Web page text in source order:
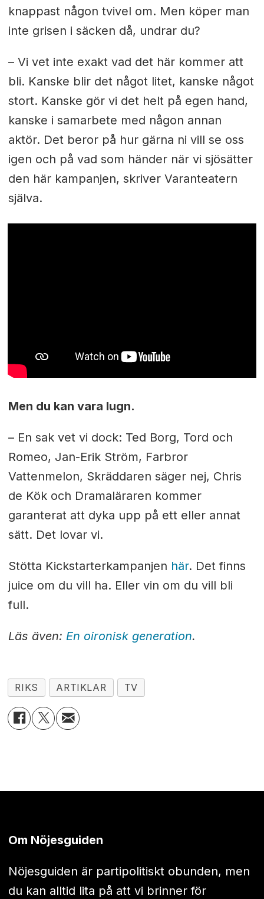
knappast någon tvivel om. Men köper man
inte grisen i säcken då, undrar du?
– Vi vet inte exakt vad det här kommer att
bli. Kanske blir det något litet, kanske något
stort. Kanske gör vi det helt på egen hand,
kanske i samarbete med någon annan
aktör. Det beror på hur gärna ni vill se oss
igen och på vad som händer när vi sjösätter
den här kampanjen, skriver Varanteatern
själva.
Men du kan vara lugn.
– En sak vet vi dock: Ted Borg, Tord och
Romeo, Jan-Erik Ström, Farbror
Vattenmelon, Skräddaren säger nej, Chris
de Kök och Dramaläraren kommer
garanterat att dyka upp på ett eller annat
sätt. Det lovar vi.
Stötta Kickstarterkampanjen här. Det finns
juice om du vill ha. Eller vin om du vill bli
full.
Läs även: En oironisk generation.
RIKS ARTIKLAR TV
Om Nöjesguiden
Nöjesguiden är partipolitiskt obunden, men
du kan alltid lita på att vi brinner för